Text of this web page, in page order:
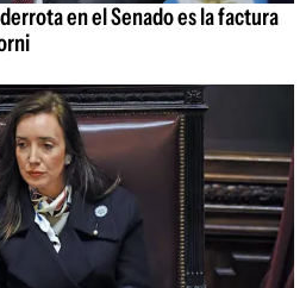
en el Senado es la factura